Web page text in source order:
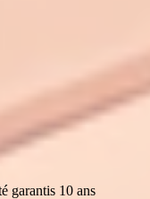
garantis 10 ans